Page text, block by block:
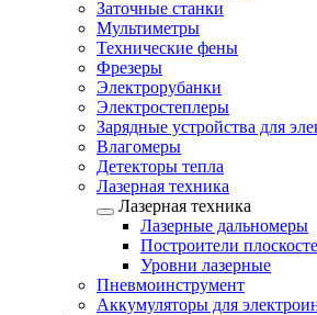
Заточные станки
Мультиметры
Технические фены
Фрезеры
Электрорубанки
Электростеплеры
Зарядные устройства для
Влагомеры
Детекторы тепла
Лазерная техника
Лазерная техника
Лазерные дальномеры
Построители
Уровни лазерные
Пневмоинструмент
Аккумуляторы для